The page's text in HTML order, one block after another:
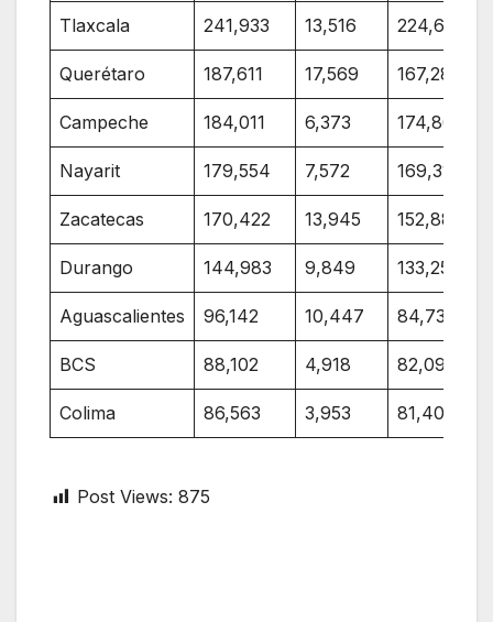
Tlaxcala 241,933 13,516 224,656
Querétaro 187,611 17,569 167,288
Campeche 184,011 6,373 174,865
Nayarit 179,554 7,572 169,317
Zacatecas 170,422 13,945 152,888
Durango 144,983 9,849 133,250
Aguascalientes 96,142 10,447 84,731
BCS 88,102 4,918 82,090
Colima 86,563 3,953 81,407
Post Views: 875